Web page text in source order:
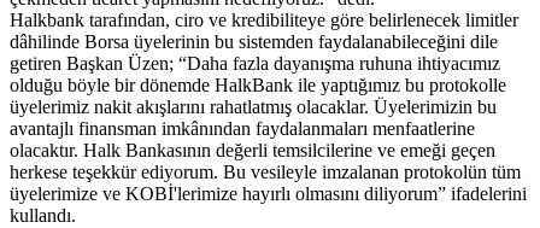
Halkbank tarafından, ciro ve kredibiliteye göre belirlenecek limitler
dâhilinde Borsa üyelerinin bu sistemden faydalanabileceğini dile
getiren Başkan Üzen; “Daha fazla dayanışma ruhuna ihtiyacımız
olduğu böyle bir dönemde HalkBank ile yaptığımız bu protokolle
üyelerimiz nakit akışlarını rahatlatmış olacaklar. Üyelerimizin bu
avantajlı finansman imkânından faydalanmaları menfaatlerine
olacaktır. Halk Bankasının değerli temsilcilerine ve emeği geçen
herkese teşekkür ediyorum. Bu vesileyle imzalanan protokolün tüm
üyelerimize ve KOBİ'lerimize hayırlı olmasını diliyorum” ifadelerini
kullandı.